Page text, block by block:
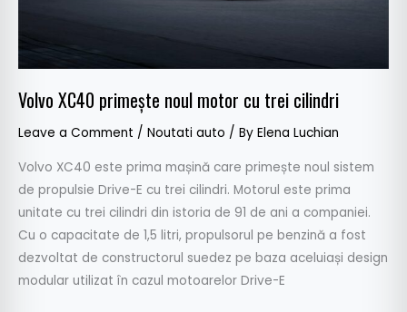
Volvo XC40 primește noul motor cu trei cilindri
Leave a Comment / Noutati auto / By Elena Luchian
Volvo XC40 este prima mașină care primește noul sistem
de propulsie Drive-E cu trei cilindri. Motorul este prima
unitate cu trei cilindri din istoria de 91 de ani a companiei.
Cu o capacitate de 1,5 litri, propulsorul pe benzină a fost
dezvoltat de constructorul suedez pe baza aceluiași design
modular utilizat în cazul motoarelor Drive-E